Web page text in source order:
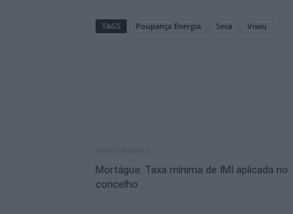
TAGS Poupança Energia Seca Viseu
Mortágua: Taxa mínima de IMI aplicada no
concelho